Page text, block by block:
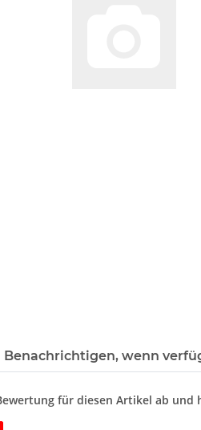
Benachrichtigen, wenn
für diesen Artikel ab